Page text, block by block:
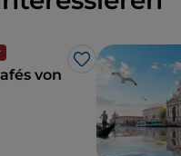
Like
von